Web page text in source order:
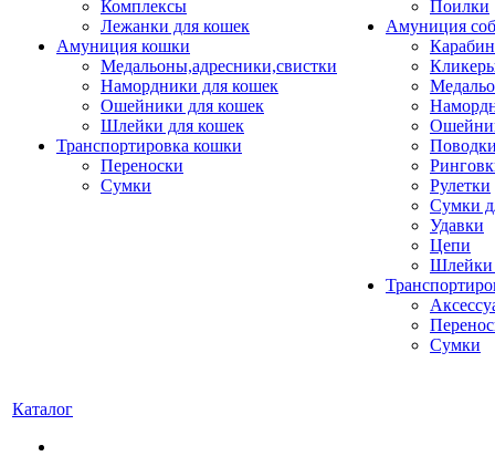
Комплексы
Лежанки для кошек
Амуниция кошки
Медальоны,адресники,свистки
Намордники для кошек
Ошейники для кошек
Шлейки для кошек
Транспортировка кошки
Переноски
Сумки
Поилки
Амуниция
Рулетки
Сумки
Удавки
Цепи
Шлейки
Сумки
Каталог